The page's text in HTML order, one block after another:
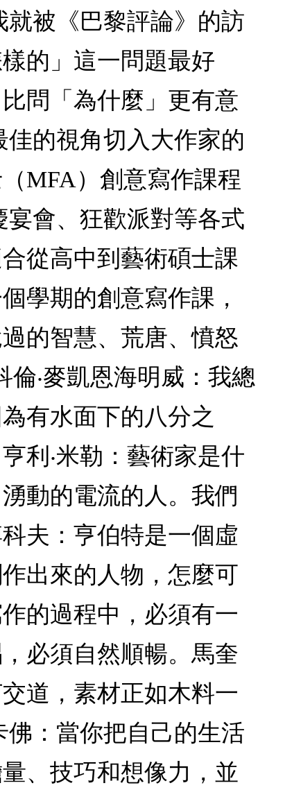
被《巴黎評論》的訪
的」這一問題最好
問「為什麼」更有意
的視角切入大作家的
MFA）創意寫作課程
宴會、狂歡派對等各式
從高中到藝術碩士課
學期的創意寫作課，
的智慧、荒唐、憤怒
‧麥凱恩海明威：我總
有水面下的八分之
利‧米勒：藝術家是什
動的電流的人。我們
夫：亨伯特是一個虛
出來的人物，怎麼可
的過程中，必須有一
必須自然順暢。馬奎
道，素材正如木料一
佛：當你把自己的生活
、技巧和想像力，並